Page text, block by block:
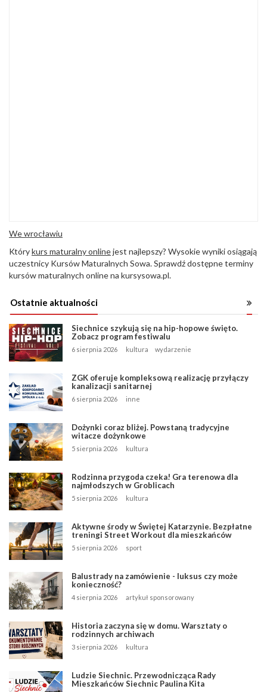
We wrocławiu
Którykurs maturalny onlinejest najlepszy? Wysokie wyniki osiągają
uczestnicy Kursów Maturalnych Sowa. Sprawdź dostępne terminy
kursów maturalnych online na kursysowa.pl.
Ostatnie aktualności
Siechnice szykują się na hip-hopowe święto.
Zobacz program festiwalu
6 sierpnia 2026 kultura wydarzenie
ZGK oferuje kompleksową realizację przyłączy
kanalizacji sanitarnej
6 sierpnia 2026 inne
Dożynki coraz bliżej. Powstaną tradycyjne
witacze dożynkowe
5 sierpnia 2026 kultura
Rodzinna przygoda czeka! Gra terenowa dla
najmłodszych w Groblicach
5 sierpnia 2026 kultura
Aktywne środy w Świętej Katarzynie. Bezpłatne
treningi Street Workout dla mieszkańców
5 sierpnia 2026 sport
Balustrady na zamówienie - luksus czy może
konieczność?
4 sierpnia 2026 artykuł sponsorowany
Historia zaczyna się w domu. Warsztaty o
rodzinnych archiwach
3 sierpnia 2026 kultura
Ludzie Siechnic. Przewodnicząca Rady
Mieszkańców Siechnic Paulina Kita